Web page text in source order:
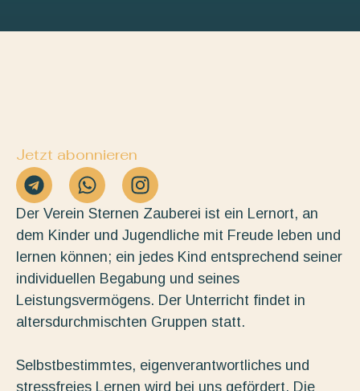
Jetzt abonnieren
Der Verein Sternen Zauberei ist ein Lernort, an
dem Kinder und Jugendliche mit Freude leben und
lernen können; ein jedes Kind entsprechend seiner
individuellen Begabung und seines
Leistungsvermögens. Der Unterricht findet in
altersdurchmischten Gruppen statt.
Selbstbestimmtes, eigenverantwortliches und
stressfreies Lernen wird bei uns gefördert. Die